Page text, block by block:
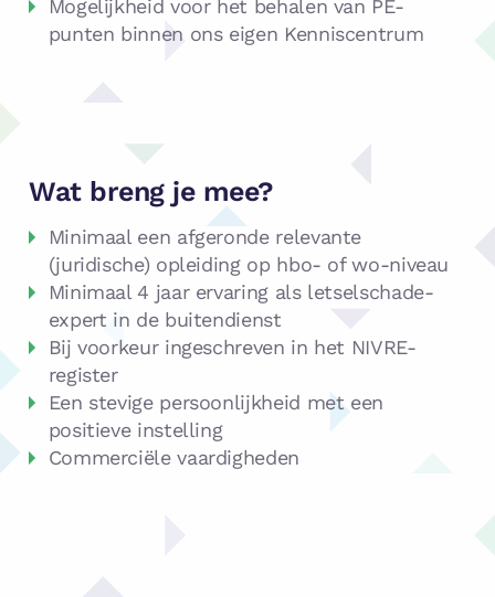
Mogelijkheid voor het behalen van PE-
punten binnen ons eigen Kenniscentrum
Wat breng je mee?
Minimaal een afgeronde relevante
(juridische) opleiding op hbo- of wo-niveau
Minimaal 4 jaar ervaring als letselschade-
expert in de buitendienst
Bij voorkeur ingeschreven in het NIVRE-
register
Een stevige persoonlijkheid met een
positieve instelling
Commerciële vaardigheden